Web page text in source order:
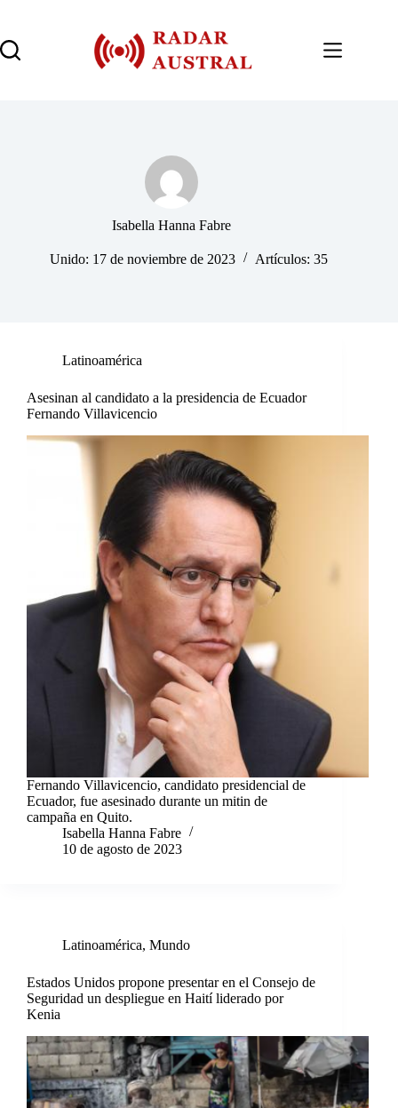
contenido
Isabella Hanna Fabre
Unido: 17 de noviembre de 2023 Artículos: 35
Latinoamérica
Asesinan al candidato a la presidencia de Ecuador
Fernando Villavicencio
Fernando Villavicencio, candidato presidencial de
Ecuador, fue asesinado durante un mitin de
campaña en Quito.
Isabella Hanna Fabre
10 de agosto de 2023
Latinoamérica, Mundo
Estados Unidos propone presentar en el Consejo de
Seguridad un despliegue en Haití liderado por
Kenia